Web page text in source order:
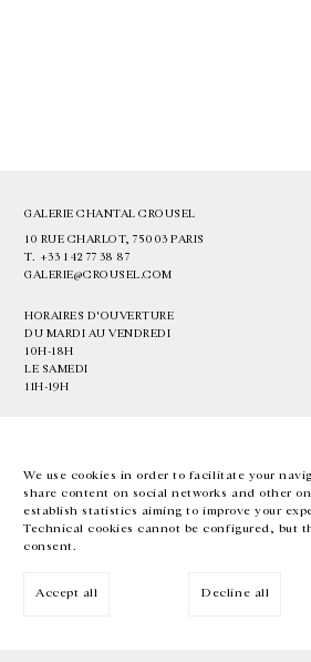
We use cookies in order to facilitate your
share content on social networks and other
establish statistics aiming to improve your
Technical cookies cannot be configured, but
consent.
Accept all Decline all
GALERIE CHANTAL CROUSEL
10 RUE CHARLOT, 75003 PARIS
T. +33 1 42 77 38 87
GALERIE@CROUSEL.COM
HORAIRES D'OUVERTURE
DU MARDI AU VENDREDI
10H-18H
LE SAMEDI
11H-19H
EN FR 中文 Facebook Instagram
Inscrivez-vous à notre newsletter